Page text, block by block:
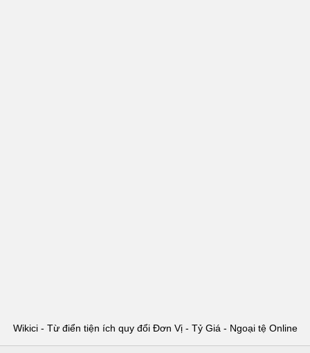
Wikici - Từ điển tiện ích quy đổi Đơn Vị - Tỷ Giá - Ngoại tệ Online